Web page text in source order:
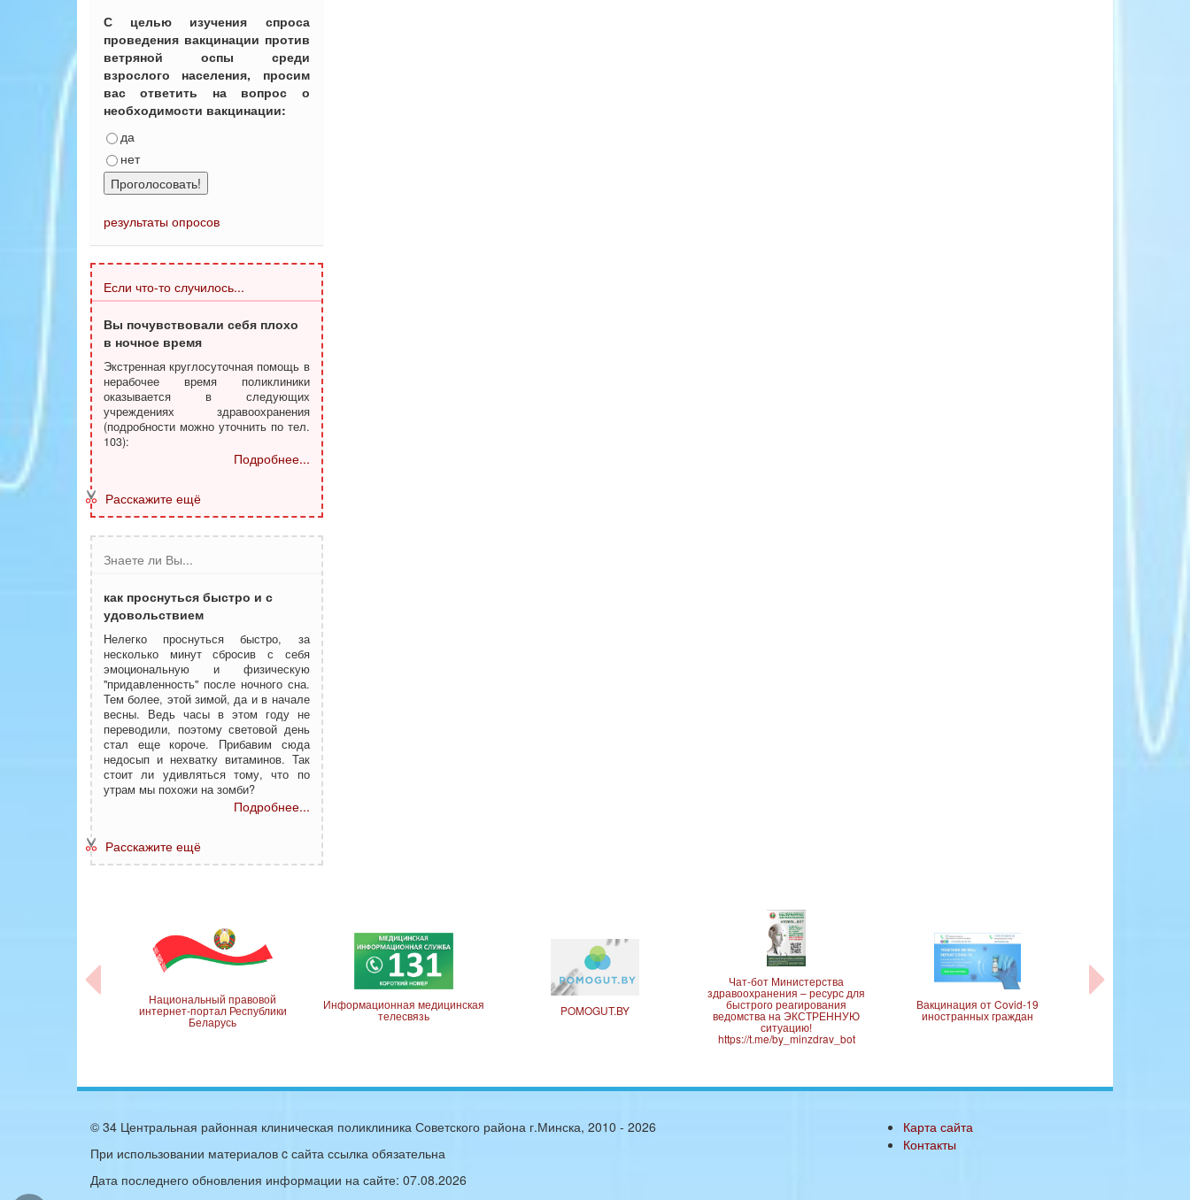
С целью изучения спроса
проведения вакцинации против
ветряной оспы среди
взрослого населения, просим
вас ответить на вопрос о
необходимости вакцинации:
да
нет
Проголосовать!
результаты опросов
Если что-то случилось...
Вы почувствовали себя плохо
в ночное время
Экстренная круглосуточная помощь в
нерабочее время поликлиники
оказывается в следующих
учреждениях здравоохранения
(подробности можно уточнить по тел.
103):
Подробнее...
Расскажите ещё
Знаете ли Вы...
как проснуться быстро и с
удовольствием
Нелегко проснуться быстро, за
несколько минут сбросив с себя
эмоциональную и физическую
"придавленность" после ночного сна.
Тем более, этой зимой, да и в начале
весны. Ведь часы в этом году не
переводили, поэтому световой день
стал еще короче. Прибавим сюда
недосып и нехватку витаминов. Так
стоит ли удивляться тому, что по
утрам мы похожи на зомби?
Подробнее...
Расскажите ещё
Национальный правовой
интернет-портал Республики
Беларусь
Информационная медицинская
телесвязь POMOGUT.BY
Чат-бот Министерства
здравоохранения – ресурс для
быстрого реагирования
ведомства на ЭКСТРЕННУЮ
ситуацию!
https://t.me/by_minzdrav_bot
Вакцинация от Covid-19
иностранных граждан
Коллективный
Карта сайта
Контакты
© 34 Центральная районная клиническая поликлиника Советского района г.Минска, 2010 - 2026
При использовании материалов c сайта ссылка обязательна
Дата последнего обновления информации на сайте: 07.08.2026